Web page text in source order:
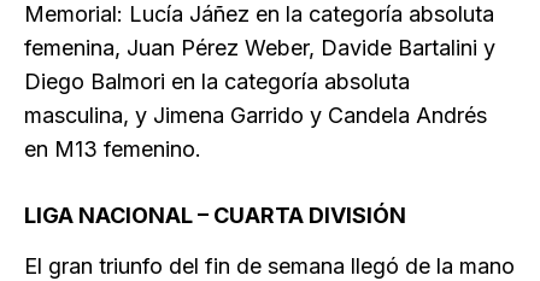
Memorial: Lucía Jáñez en la categoría absoluta
femenina, Juan Pérez Weber, Davide Bartalini y
Diego Balmori en la categoría absoluta
masculina, y Jimena Garrido y Candela Andrés
en M13 femenino.
LIGA NACIONAL – CUARTA DIVISIÓN
El gran triunfo del fin de semana llegó de la mano